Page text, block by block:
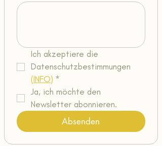
Ich akzeptiere die
(INFO) *
Ja, ich möchte den
Newsletter abonnieren.
Absenden